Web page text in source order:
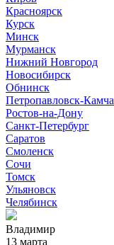
Красноярск
Курск
Минск
Мурманск
Нижний Новгород
Новосибирск
Обнинск
Петропавловск-
Ростов-на-Дону
Санкт-Петербург
Саратов
Смоленск
Сочи
Томск
Ульяновск
Челябинск
Владимир
13 марта